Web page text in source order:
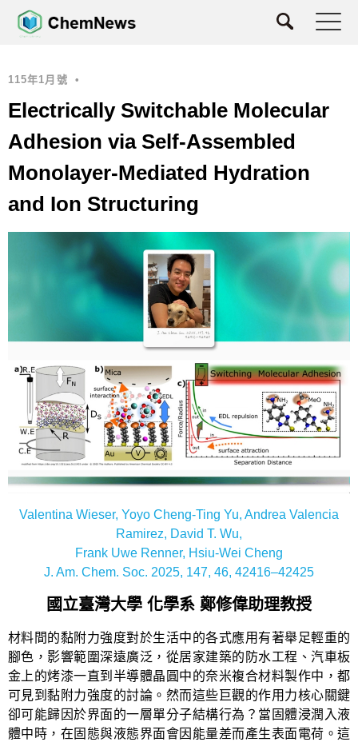
115年1月號 •
Electrically Switchable Molecular
Adhesion via Self-Assembled
Monolayer-Mediated Hydration
and Ion Structuring
Valentina Wieser, Yoyo Cheng-Ting Yu, Andrea Valencia
Ramirez, David T. Wu,
Frank Uwe Renner, Hsiu-Wei Cheng
J. Am. Chem. Soc. 2025, 147, 46, 42416–42425
國立臺灣大學 化學系 鄭修偉助理教授
材料間的黏附力強度對於生活中的各式應用有著舉足輕重的
腳色，影響範圍深遠廣泛，從居家建築的防水工程、汽車板
金上的烤漆一直到半導體晶圓中的奈米複合材料製作中，都
可見到黏附力強度的討論。然而這些巨觀的作用力核心關鍵
卻可能歸因於界面的一層單分子結構行為？當固體浸潤入液
體中時，在固態與液態界面會因能量差而產生表面電荷。這